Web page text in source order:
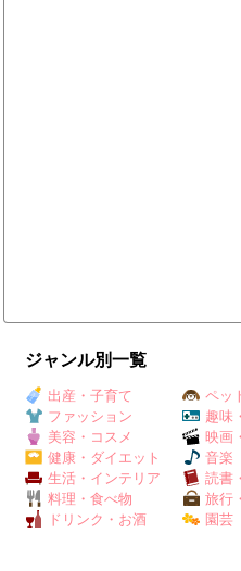
ジャンル別一覧
出産・子育て
ファッション
美容・コスメ
健康・ダイエット
生活・インテリア
料理・食べ物
ドリンク・お酒
ペッ
趣味
映画
音楽
読書
旅行
園芸